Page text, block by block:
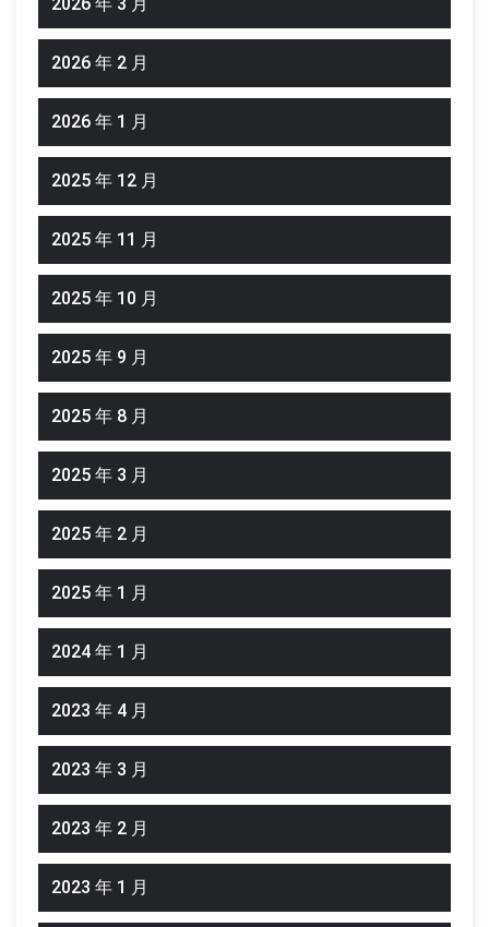
2026 年 2 月
2026 年 1 月
2025 年 12 月
2025 年 11 月
2025 年 10 月
2025 年 9 月
2025 年 8 月
2025 年 3 月
2025 年 2 月
2025 年 1 月
2024 年 1 月
2023 年 4 月
2023 年 3 月
2023 年 2 月
2023 年 1 月